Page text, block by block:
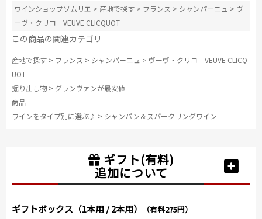
ワインショップソムリエ > 産地で探す > フランス > シャンパーニュ > ヴ
ーヴ・クリコ VEUVE CLICQUOT
この商品の関連カテゴリ
産地で探す > フランス > シャンパーニュ > ヴーヴ・クリコ VEUVE CLICQ
UOT
掘り出し物 > グランヴァンが最安値
商品
ワインをタイプ別に選ぶ♪ > シャンパン＆スパークリングワイン
ギフト(有料)
追加について
ギフトボックス（1本用 / 2本用） （有料275円）